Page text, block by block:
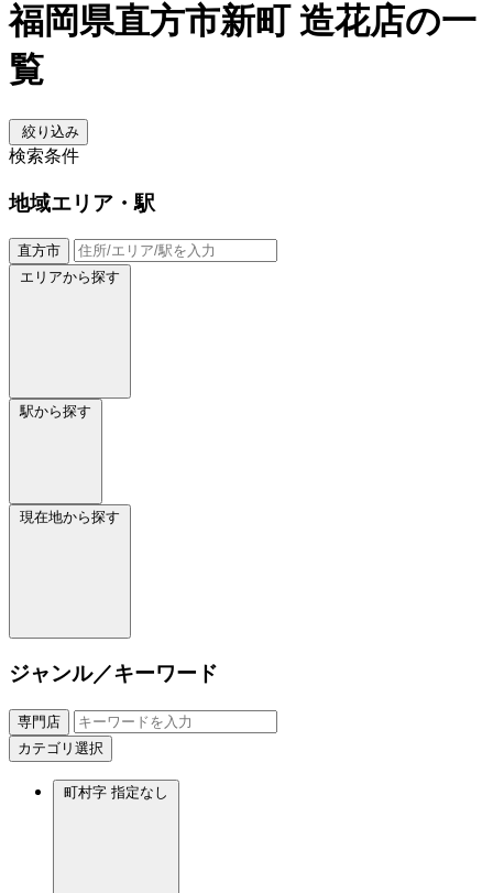
福岡県直方市新町 造花店の一
覧
絞り込み
検索条件
地域エリア・駅
直方市
エリアから探す
駅から探す
現在地から探す
ジャンル／キーワード
専門店
カテゴリ選択
町村字 指定なし